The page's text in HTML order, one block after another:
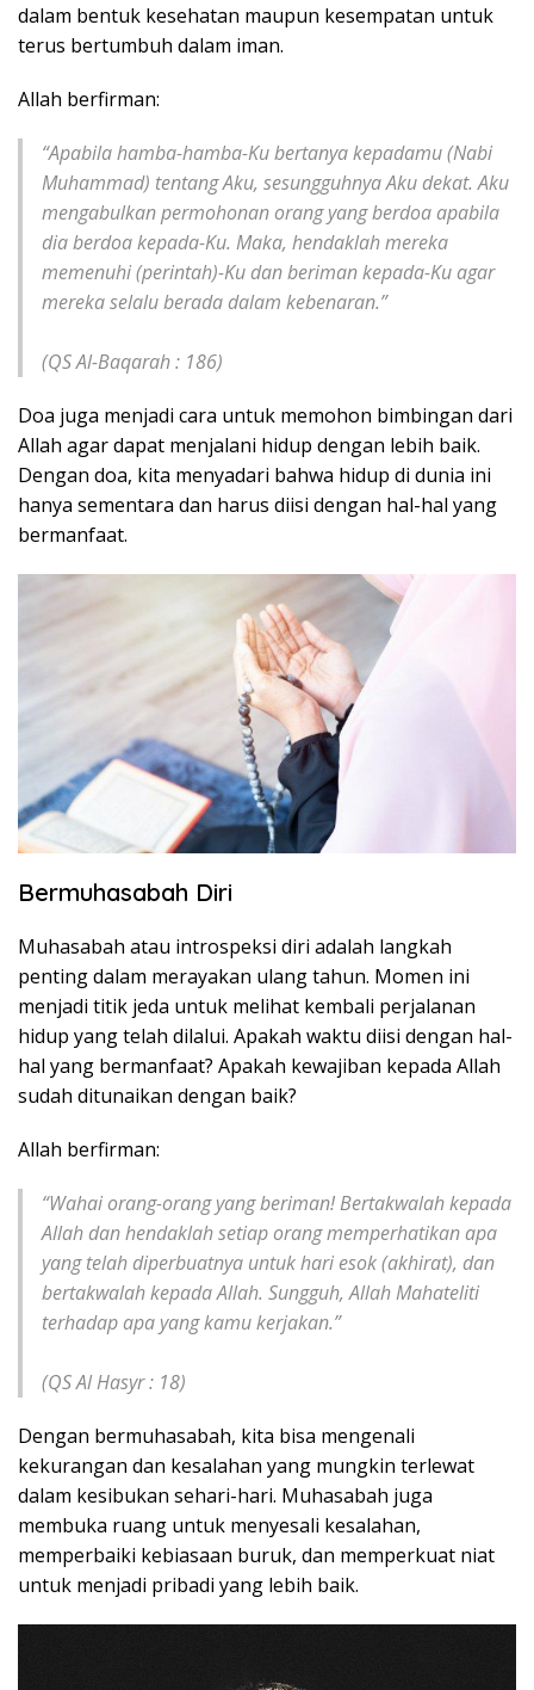
dalam bentuk kesehatan maupun kesempatan untuk
terus bertumbuh dalam iman.
Allah berfirman:
“Apabila hamba-hamba-Ku bertanya kepadamu (Nabi
Muhammad) tentang Aku, sesungguhnya Aku dekat. Aku
mengabulkan permohonan orang yang berdoa apabila
dia berdoa kepada-Ku. Maka, hendaklah mereka
memenuhi (perintah)-Ku dan beriman kepada-Ku agar
mereka selalu berada dalam kebenaran.”
(QS Al-Baqarah : 186)
Doa juga menjadi cara untuk memohon bimbingan dari
Allah agar dapat menjalani hidup dengan lebih baik.
Dengan doa, kita menyadari bahwa hidup di dunia ini
hanya sementara dan harus diisi dengan hal-hal yang
bermanfaat.
Bermuhasabah Diri
Muhasabah atau introspeksi diri adalah langkah
penting dalam merayakan ulang tahun. Momen ini
menjadi titik jeda untuk melihat kembali perjalanan
hidup yang telah dilalui. Apakah waktu diisi dengan hal-
hal yang bermanfaat? Apakah kewajiban kepada Allah
sudah ditunaikan dengan baik?
Allah berfirman:
“Wahai orang-orang yang beriman! Bertakwalah kepada
Allah dan hendaklah setiap orang memperhatikan apa
yang telah diperbuatnya untuk hari esok (akhirat), dan
bertakwalah kepada Allah. Sungguh, Allah Mahateliti
terhadap apa yang kamu kerjakan.”
(QS Al Hasyr : 18)
Dengan bermuhasabah, kita bisa mengenali
kekurangan dan kesalahan yang mungkin terlewat
dalam kesibukan sehari-hari. Muhasabah juga
membuka ruang untuk menyesali kesalahan,
memperbaiki kebiasaan buruk, dan memperkuat niat
untuk menjadi pribadi yang lebih baik.